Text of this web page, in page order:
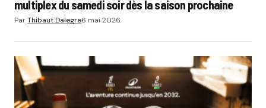
multiplex du samedi soir dès la saison prochaine
ParThibaut Dalegre6 mai 2026